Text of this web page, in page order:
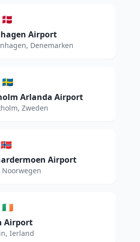
🇩🇰
Airport
, Denemarken
🇸🇪
Arlanda Airport
, Zweden
🇳🇴
Airport
Noorwegen
🇮🇪
Airport
, Ierland